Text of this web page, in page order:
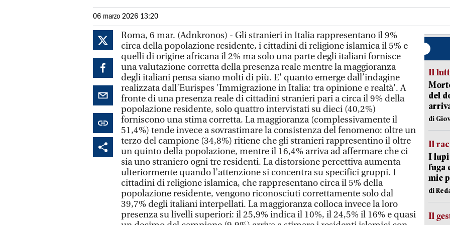
06 marzo 2026 13:20
Roma, 6 mar. (Adnkronos) - Gli stranieri in Italia rappresentano il 9%
circa della popolazione residente, i cittadini di religione islamica il 5% e
quelli di origine africana il 2% ma solo una parte degli italiani fornisce
una valutazione corretta della presenza reale mentre la maggioranza
degli italiani pensa siano molti di più. E' quanto emerge dall’indagine
realizzata dall’Eurispes 'Immigrazione in Italia: tra opinione e realtà'. A
fronte di una presenza reale di cittadini stranieri pari a circa il 9% della
popolazione residente, solo quattro intervistati su dieci (40,2%)
forniscono una stima corretta. La maggioranza (complessivamente il
51,4%) tende invece a sovrastimare la consistenza del fenomeno: oltre un
terzo del campione (34,8%) ritiene che gli stranieri rappresentino il oltre
un quinto della popolazione, mentre il 16,4% arriva ad affermare che ci
sia uno straniero ogni tre residenti. La distorsione percettiva aumenta
ulteriormente quando l’attenzione si concentra su specifici gruppi. I
cittadini di religione islamica, che rappresentano circa il 5% della
popolazione residente, vengono riconosciuti correttamente solo dal
39,7% degli italiani interpellati. La maggioranza colloca invece la loro
presenza su livelli superiori: il 25,9% indica il 10%, il 24,5% il 16% e quasi
Il
del
di
Il
I lupi
fuga
mie
di
Il